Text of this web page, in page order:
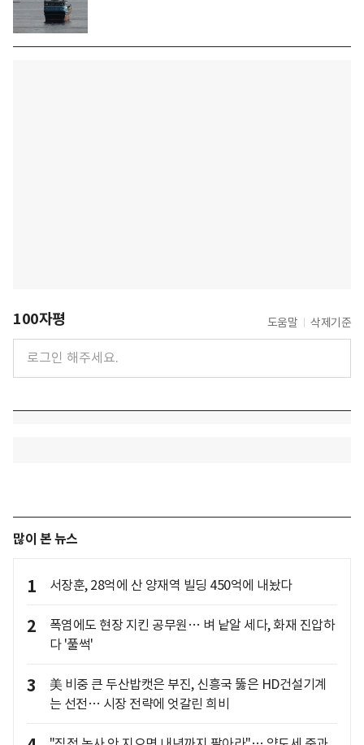
100자평 도움말 삭제기준
많이 본 뉴스
1 서장훈, 28억에 산 양재역 빌딩 450억에 내놨다
2
폭염에도 현장 지킨 공무원… 벼 낱알 세다, 화재 진압하
다 '풀썩'
3
美 비중 큰 두산밥캣은 부진, 신흥국 뚫은 HD건설기계
는 선전… 시장 전략에 엇갈린 희비